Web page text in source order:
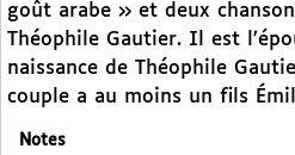
goût arabe » et deux
Théophile Gautier. Il est
naissance de Théophile
couple a au moins un fils
Notes